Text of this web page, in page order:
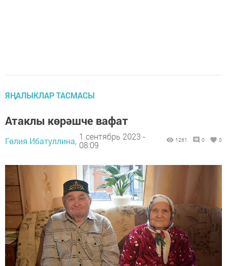
ЯҢАЛЫКЛАР ТАСМАСЫ
Атаклы көрәшче вафат
Гөлия Ибатуллина, 1 сентябрь 2023 -
08:09
1261 0 0